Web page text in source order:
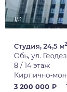
1/3
Студия, 24,5 м2
Обь, ул.
8 / 14 этаж
Кирпично-
3 200 000 ₽